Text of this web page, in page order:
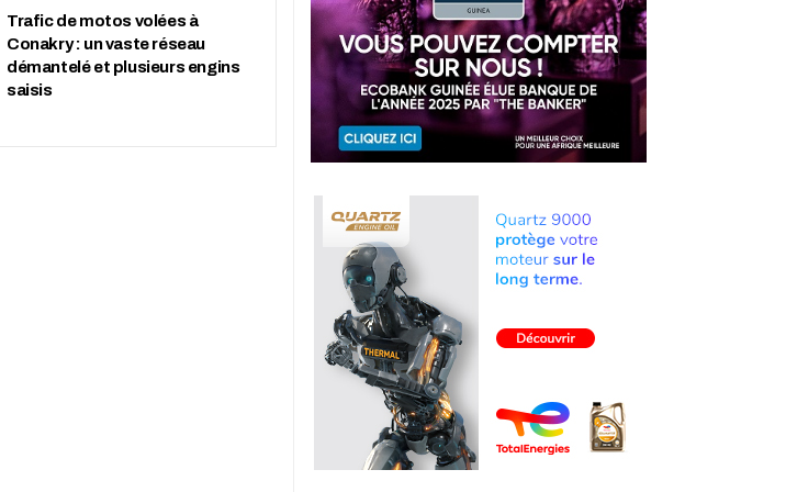
Trafic de motos volées à
Conakry : un vaste réseau
démantelé et plusieurs engins
saisis